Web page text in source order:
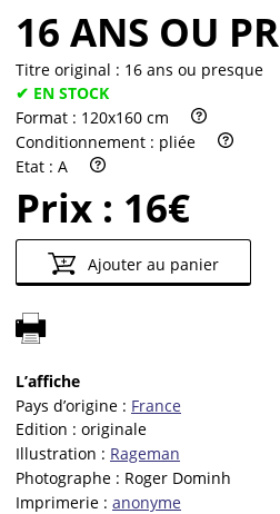
16 ANS OU
Titre original : 16 ans ou presque
✔ EN STOCK
Format : 120x160 cm
Conditionnement : pliée
Etat : A
Prix : 16€
Ajouter au panier
L’affiche
Pays d’origine : France
Edition : originale
Illustration : Rageman
Photographe : Roger Dominh
Imprimerie : anonyme